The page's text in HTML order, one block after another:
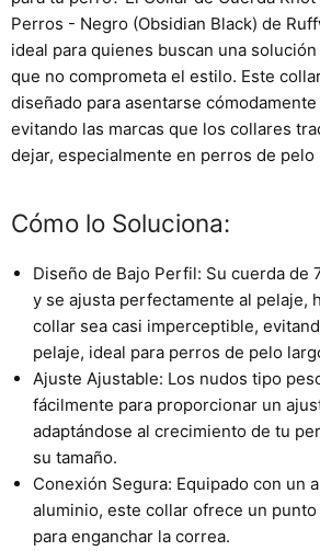
Perros - Negro (Obsidian Black) de
ideal para quienes buscan una
que no comprometa el estilo. Este
diseñado para asentarse
evitando las marcas que los collares
dejar, especialmente en perros de pelo
Cómo lo Soluciona:
Diseño de Bajo Perfil: Su cuerda de
y se ajusta perfectamente al pelaje,
collar sea casi imperceptible,
pelaje, ideal para perros de pelo
Ajuste Ajustable: Los nudos tipo
fácilmente para proporcionar un
adaptándose al crecimiento de tu
su tamaño.
Conexión Segura: Equipado con un
aluminio, este collar ofrece un
para enganchar la correa.